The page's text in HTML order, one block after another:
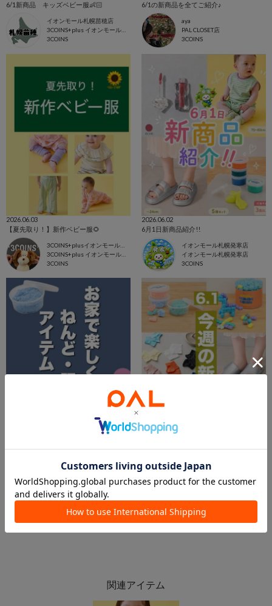
6/1新商品 キッズベビー服👶🏻
イオンモール札幌苗穂店
3COINS+plus イオンモール札幌苗穂店
3COINS
6/1の新商品を全てご紹介♪
aya
PAL CLOSET店
3COINS
2026.06.03
【夏先取り！】新作ベビー服🌻
3COINS+plusイオンモール東浦店
3COINS+plus イオンモール東浦店
3COINS
2026.06.02
6月1日新商品紹介!!
イオンモール札幌発寒店
イオンモール札幌発寒店
3COINS
イオンモール川口店 スタッフ
3COINS
イオン北見店
3COINS+plus イオン北見店